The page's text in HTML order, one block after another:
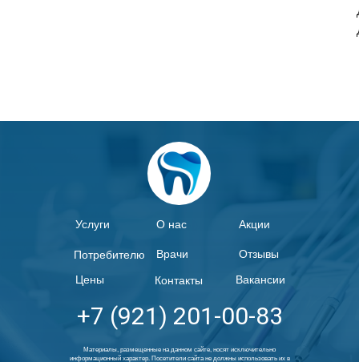
Услуги О нас
Врачи
Материалы, размещенные на данном сайте, носят исключительно
информационный характер. Посетители сайта не должны использовать их в
Акции
Отзывы
Цены
Контакты
Потребителю
Вакансии
+7 (921) 201-00-83